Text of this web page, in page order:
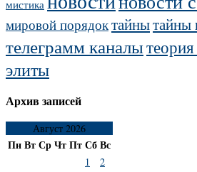
мистика
мировой порядоктайнытайны
телеграмм каналы
элиты
Архив записей
Август 2026
ПнВтСрЧтПтСбВс
1
2